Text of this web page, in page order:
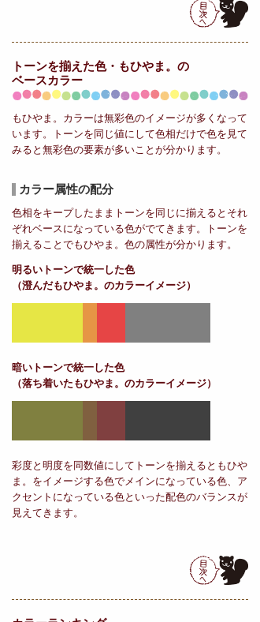
トーンを揃えた色・もひやま。の
ベースカラー
もひやま。カラーは無彩色のイメージが多くなって
います。トーンを同じ値にして色相だけで色を見て
みると無彩色の要素が多いことが分かります。
カラー属性の配分
色相をキープしたままトーンを同じに揃えるとそれ
ぞれベースになっている色がでてきます。トーンを
揃えることでもひやま。色の属性が分かります。
明るいトーンで統一した色
（澄んだもひやま。のカラーイメージ）
暗いトーンで統一した色
（落ち着いたもひやま。のカラーイメージ）
彩度と明度を同数値にしてトーンを揃えるともひや
ま。をイメージする色でメインになっている色、ア
クセントになっている色といった配色のバランスが
見えてきます。